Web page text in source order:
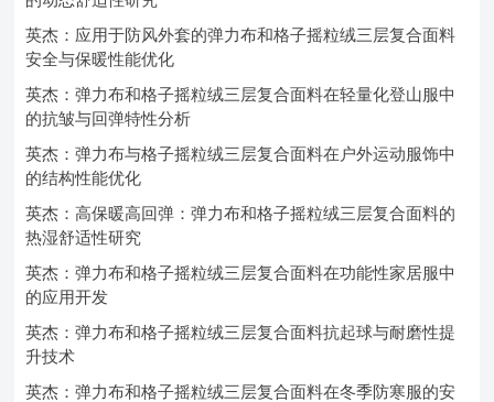
英杰：应用于防风外套的弹力布和格子摇粒绒三层复合面料
安全与保暖性能优化
英杰：弹力布和格子摇粒绒三层复合面料在轻量化登山服中
的抗皱与回弹特性分析
英杰：弹力布与格子摇粒绒三层复合面料在户外运动服饰中
的结构性能优化
英杰：高保暖高回弹：弹力布和格子摇粒绒三层复合面料的
热湿舒适性研究
英杰：弹力布和格子摇粒绒三层复合面料在功能性家居服中
的应用开发
英杰：弹力布和格子摇粒绒三层复合面料抗起球与耐磨性提
升技术
英杰：弹力布和格子摇粒绒三层复合面料在冬季防寒服的安